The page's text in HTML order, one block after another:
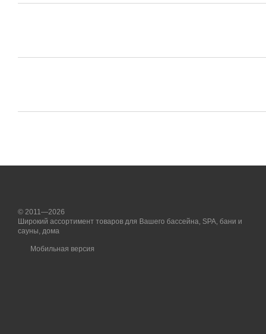
© 2011—2026
Широкий ассортимент товаров для Вашего бассейна, SPA, бани и
сауны, дома
Мобильная версия